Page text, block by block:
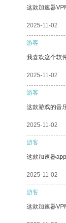
这款加速器
2025-11-02
游客
我喜欢这个软
2025-11-02
游客
这款游戏的音
2025-11-02
游客
这款加速器
2025-11-02
游客
这款加速器